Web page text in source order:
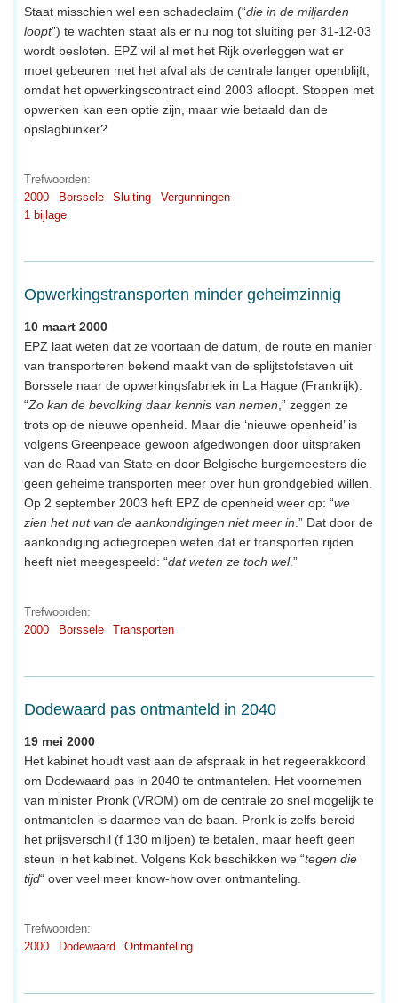
Staat misschien wel een schadeclaim (“die in de miljarden
loopt”) te wachten staat als er nu nog tot sluiting per 31-12-03
wordt besloten. EPZ wil al met het Rijk overleggen wat er
moet gebeuren met het afval als de centrale langer openblijft,
omdat het opwerkingscontract eind 2003 afloopt. Stoppen met
opwerken kan een optie zijn, maar wie betaald dan de
opslagbunker?
Trefwoorden:
2000
Borssele Sluiting
Vergunningen
1 bijlage
Opwerkingstransporten minder geheimzinnig
10 maart 2000
EPZ laat weten dat ze voortaan de datum, de route en manier
van transporteren bekend maakt van de splijtstofstaven uit
Borssele naar de opwerkingsfabriek in La Hague (Frankrijk).
“Zo kan de bevolking daar kennis van nemen ,” zeggen ze
trots op de nieuwe openheid. Maar die ‘nieuwe openheid’ is
volgens Greenpeace gewoon afgedwongen door uitspraken
van de Raad van State en door Belgische burgemeesters die
geen geheime transporten meer over hun grondgebied willen.
Op 2 september 2003 heft EPZ de openheid weer op: “we
zien het nut van de aankondigingen niet meer in .” Dat door de
aankondiging actiegroepen weten dat er transporten rijden
heeft niet meegespeeld: “dat weten ze toch wel.”
Trefwoorden:
2000
Borssele Transporten
Dodewaard pas ontmanteld in 2040
19 mei 2000
Het kabinet houdt vast aan de afspraak in het regeerakkoord
om Dodewaard pas in 2040 te ontmantelen. Het voornemen
van minister Pronk (VROM) om de centrale zo snel mogelijk te
ontmantelen is daarmee van de baan. Pronk is zelfs bereid
het prijsverschil (f 130 miljoen) te betalen, maar heeft geen
steun in het kabinet. Volgens Kok beschikken we “tegen die
tijd“ over veel meer know-how over ontmanteling.
Trefwoorden:
2000
Dodewaard Ontmanteling